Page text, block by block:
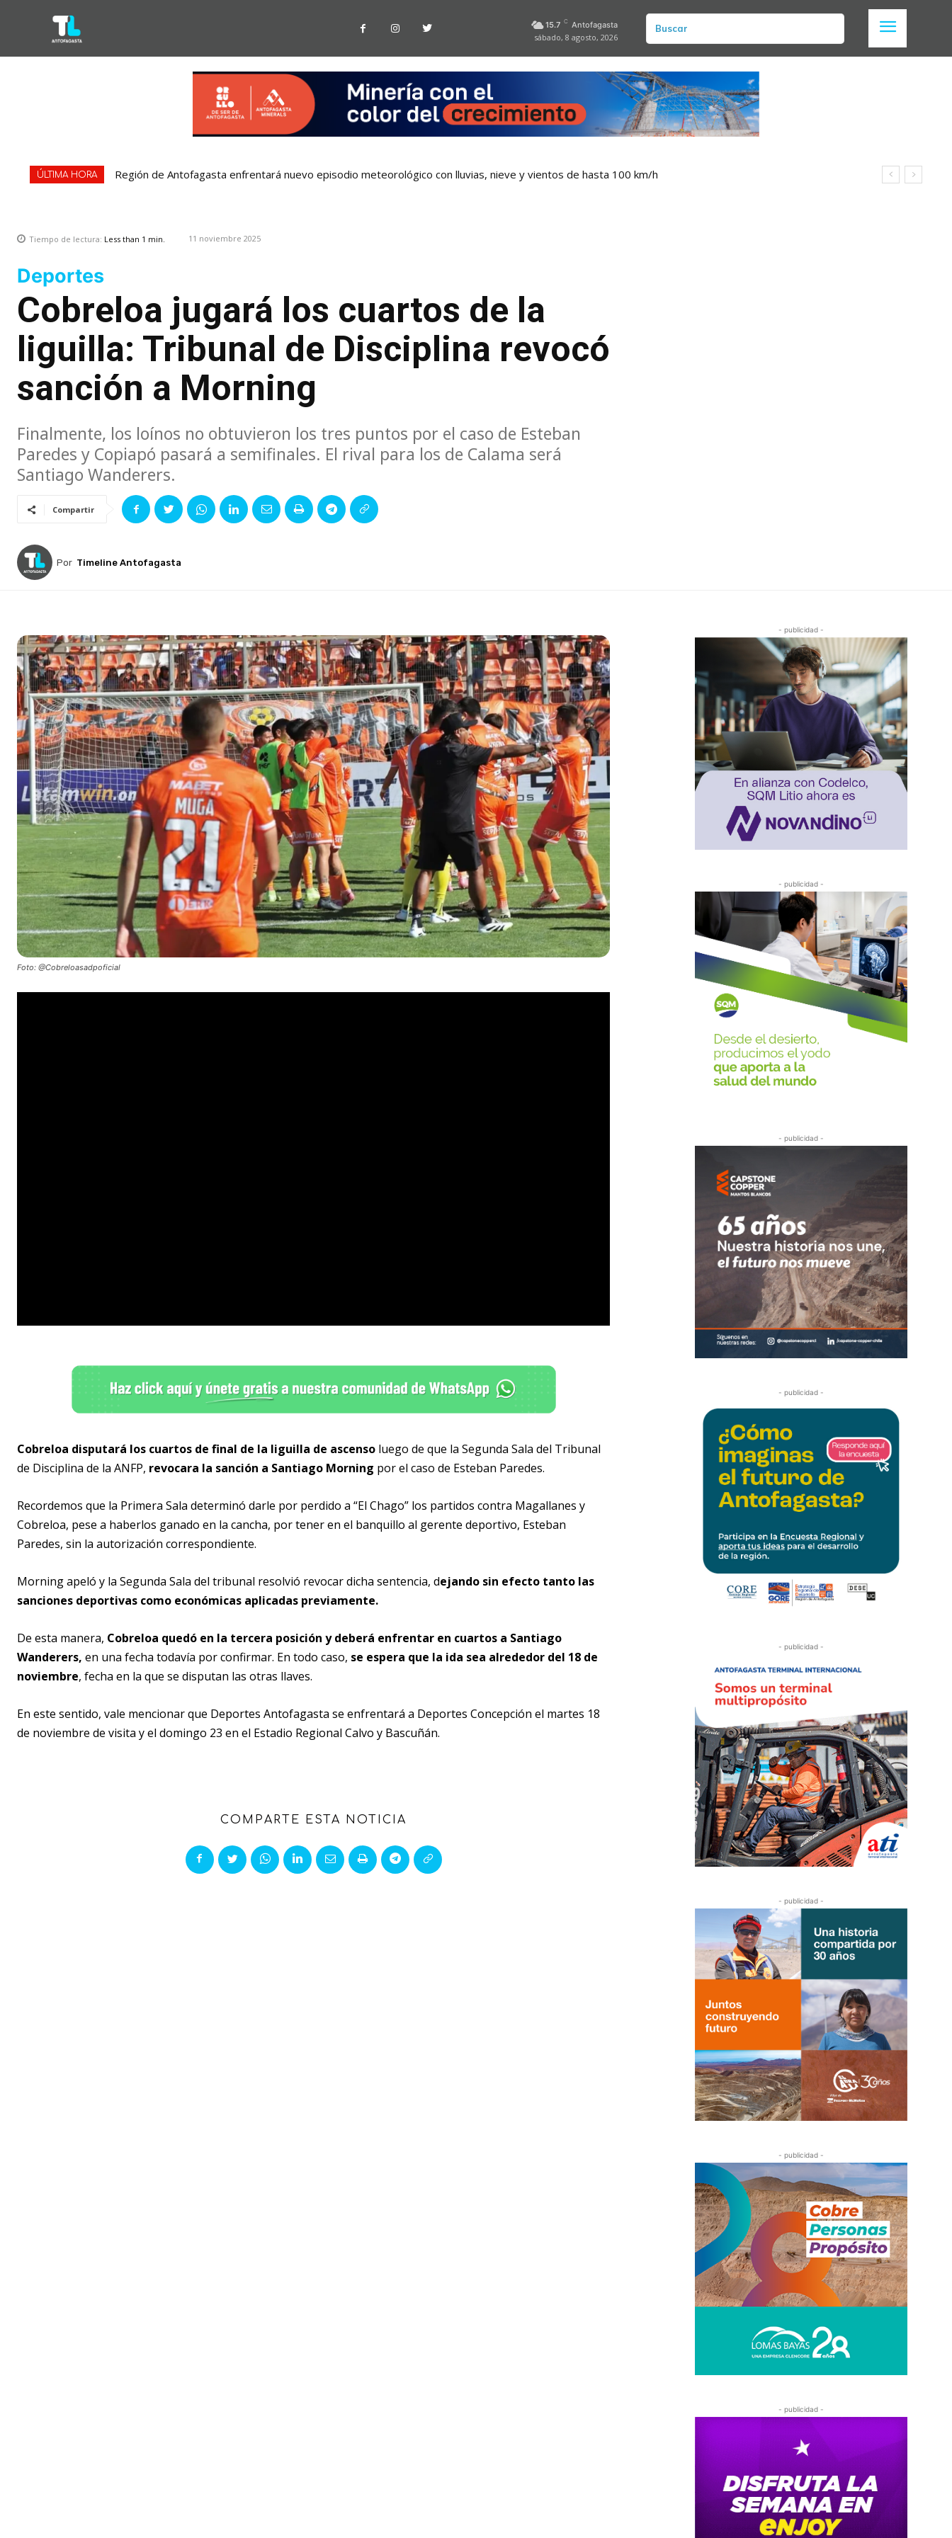
15.7 C Antofagasta
sábado, 8 agosto, 2026
Buscar
ÚLTIMA HORA Región de Antofagasta enfrentará nuevo episodio meteorológico con lluvias, nieve y vientos de hasta 100 km/h
Bipay explica: Así funciona el pago con tarjetas bancarias en las micros de Antofagasta
Tiempo de lectura: Less than 1 min. 11 noviembre 2025
Deportes
Cobreloa jugará los cuartos de la
liguilla: Tribunal de Disciplina revocó
sanción a Morning
Finalmente, los loínos no obtuvieron los tres puntos por el caso de Esteban
Paredes y Copiapó pasará a semifinales. El rival para los de Calama será
Santiago Wanderers.
Compartir
Por Timeline Antofagasta
Foto: @Cobreloasadpoficial
Cobreloa disputará los cuartos de final de la liguilla de ascenso luego de que la Segunda Sala del Tribunal
de Disciplina de la ANFP, revocara la sanción a Santiago Morning por el caso de Esteban Paredes.
Recordemos que la Primera Sala determinó darle por perdido a “El Chago” los partidos contra Magallanes y
Cobreloa, pese a haberlos ganado en la cancha, por tener en el banquillo al gerente deportivo, Esteban
Paredes, sin la autorización correspondiente.
Morning apeló y la Segunda Sala del tribunal resolvió revocar dicha sentencia, dejando sin efecto tanto las
sanciones deportivas como económicas aplicadas previamente.
De esta manera, Cobreloa quedó en la tercera posición y deberá enfrentar en cuartos a Santiago
Wanderers, en una fecha todavía por confirmar. En todo caso, se espera que la ida sea alrededor del 18 de
noviembre, fecha en la que se disputan las otras llaves.
En este sentido, vale mencionar que Deportes Antofagasta se enfrentará a Deportes Concepción el martes 18
de noviembre de visita y el domingo 23 en el Estadio Regional Calvo y Bascuñán.
COMPARTE ESTA NOTICIA
- publicidad -
- publicidad -
- publicidad -
- publicidad -
- publicidad -
- publicidad -
- publicidad -
- publicidad -